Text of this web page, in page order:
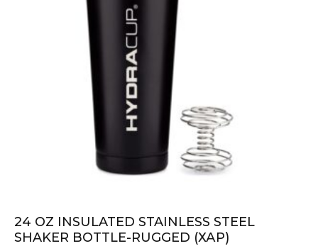
24 OZ INSULATED STAINLESS STEEL
SHAKER BOTTLE-RUGGED (ХАР)